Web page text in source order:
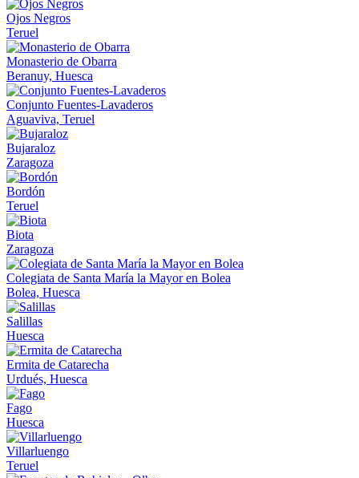
Ojos Negros
Teruel
Monasterio de Obarra
Beranuy, Huesca
Conjunto Fuentes-Lavaderos
Aguaviva, Teruel
Bujaraloz
Zaragoza
Bordón
Teruel
Biota
Zaragoza
Colegiata de Santa María la Mayor en Bolea
Bolea, Huesca
Salillas
Huesca
Ermita de Catarecha
Urdués, Huesca
Fago
Huesca
Villarluengo
Teruel